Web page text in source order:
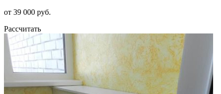
от 39 000 руб.
Рассчитать